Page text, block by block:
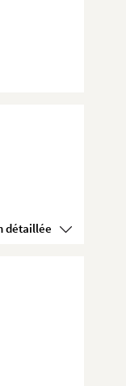
Voir la présentation détaillée